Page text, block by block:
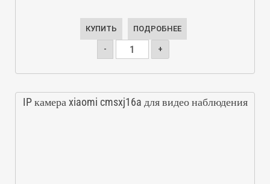
КУПИТЬ ПОДРОБНЕЕ
- +
IP камера xiaomi cmsxj16a для видео наблюдения